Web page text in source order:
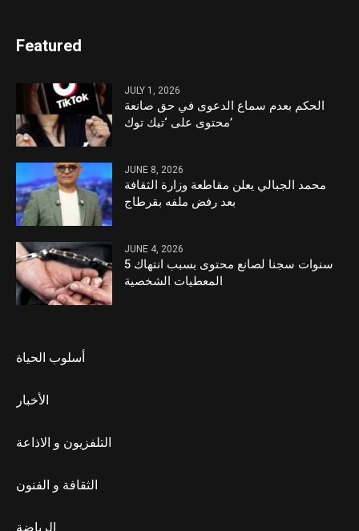
Featured
JULY 1, 2026
الحكم بعدم سماع الدعوى في حق صانعة
محتوى على ‘تيك توك’
JUNE 8, 2026
محمد الجبالي يعلن مقاطعة وزارة الثقافة
بعد رفض ملفه بقرطاج
JUNE 4, 2026
5 سنوات سجنا لصانع محتوى بسبب انتهاك
المعطيات الشخصية
أسلوب الحياة
الأخبار
التلفزيون و الاذاعة
الثقافة و الفنون